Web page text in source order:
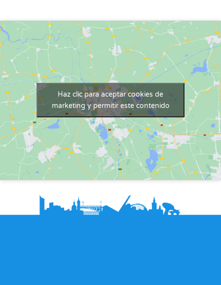
Haz clic para aceptar cookies de
marketing y permitir este contenido